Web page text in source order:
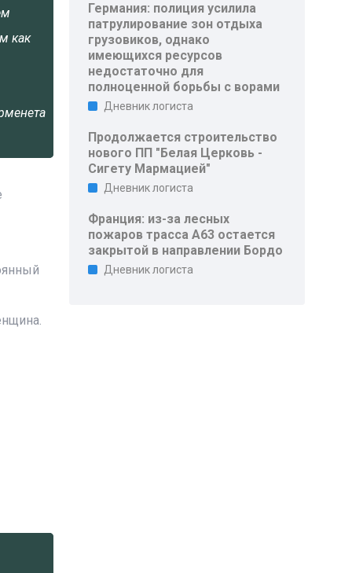
как
Германия: полиция усилила
патрулирование зон отдыха
грузовиков, однако
имеющихся ресурсов
недостаточно для
полноценной борьбы с ворами
Дневник логиста
Продолжается строительство
нового ПП "Белая Церковь -
Сигету Мармацией"
Дневник логиста
Франция: из-за лесных
пожаров трасса A63 остается
закрытой в направлении Бордо
Дневник логиста